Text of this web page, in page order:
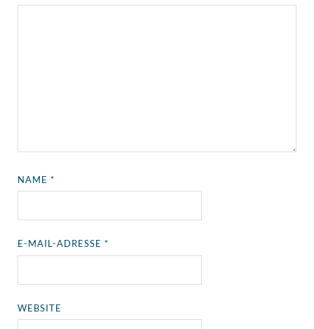
NAME*
E-MAIL-ADRESSE*
WEBSITE